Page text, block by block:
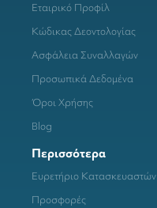
Εταιρικό Προφίλ
Κώδικας Δεοντολογίας
Ασφάλεια Συναλλαγών
Προσωπικά Δεδομένα
Όροι Χρήσης
Blog
Περισσότερα
Ευρετήριο Κατασκευαστών
Προσφορές